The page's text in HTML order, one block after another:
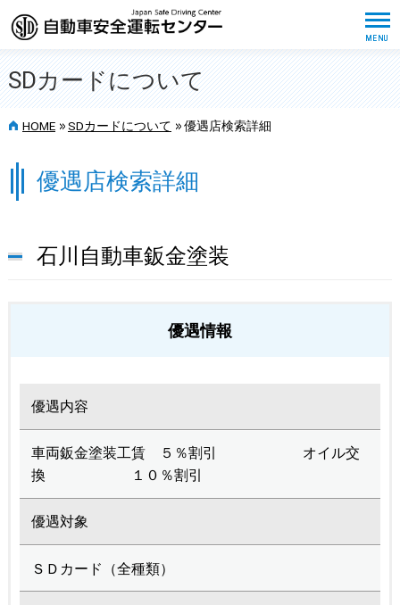
SDカードについて
HOME >> SDカードについて >> 優遇店検索詳細
優遇店検索詳細
石川自動車鈑金塗装
優遇情報
優遇内容
車両鈑金塗装工賃 ５％割引 オイル交
換 １０％割引
優遇対象
ＳＤカード（全種類）